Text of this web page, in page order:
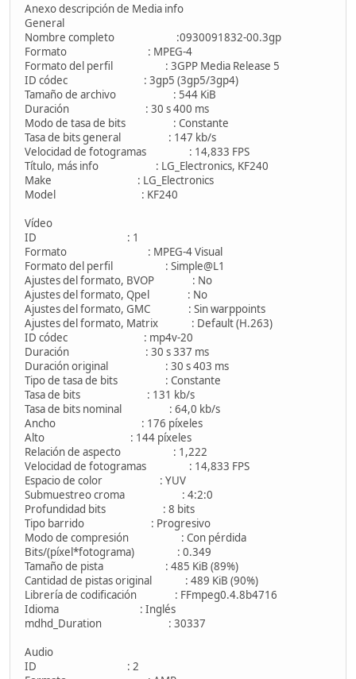
Anexo descripción de Media info
General
Nombre completo :0930091832-00.3gp
Formato : MPEG-4
Formato del perfil : 3GPP Media Release 5
ID códec : 3gp5 (3gp5/3gp4)
Tamaño de archivo : 544 KiB
Duración : 30 s 400 ms
Modo de tasa de bits : Constante
Tasa de bits general : 147 kb/s
Velocidad de fotogramas : 14,833 FPS
Título, más info : LG_Electronics, KF240
Make : LG_Electronics
Model : KF240
Vídeo
ID : 1
Formato : MPEG-4 Visual
Formato del perfil : Simple@L1
Ajustes del formato, BVOP : No
Ajustes del formato, Qpel : No
Ajustes del formato, GMC : Sin warppoints
Ajustes del formato, Matrix : Default (H.263)
ID códec : mp4v-20
Duración : 30 s 337 ms
Duración original : 30 s 403 ms
Tipo de tasa de bits : Constante
Tasa de bits : 131 kb/s
Tasa de bits nominal : 64,0 kb/s
Ancho : 176 píxeles
Alto : 144 píxeles
Relación de aspecto : 1,222
Velocidad de fotogramas : 14,833 FPS
Espacio de color : YUV
Submuestreo croma : 4:2:0
Profundidad bits : 8 bits
Tipo barrido : Progresivo
Modo de compresión : Con pérdida
Bits/(píxel*fotograma) : 0.349
Tamaño de pista : 485 KiB (89%)
Cantidad de pistas original : 489 KiB (90%)
Librería de codificación : FFmpeg0.4.8b4716
Idioma : Inglés
mdhd_Duration : 30337
Audio
ID : 2